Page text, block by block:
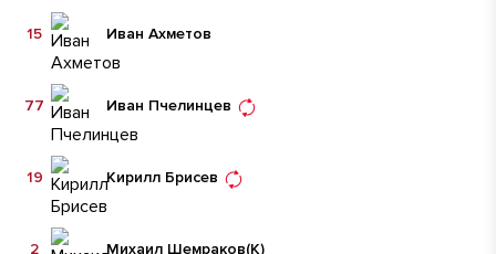
Иван Ахметов
15
Иван Пчелинцев
77
Кирилл Брисев
19
Михаил Шемраков(К)
2